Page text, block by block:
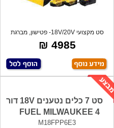
סט מקצועי 18V/20V- פטישון, מברגת
אימפקט,
4985 ₪
סט 7 כלים נטענים 18V דור
4 FUEL MILWAUKEE
M18FPP6E3